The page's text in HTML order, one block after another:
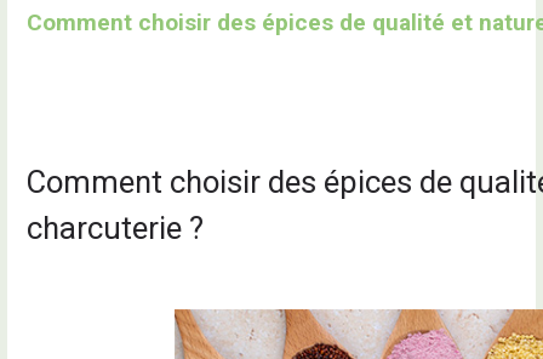
Comment choisir des épices de qualité et
Comment choisir des épices de
charcuterie ?